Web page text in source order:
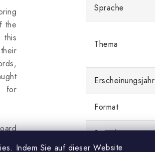
Indem Sie auf dieser Website
the
for
Sprache
Thema
Erscheinungsjahr
Format
Sprache